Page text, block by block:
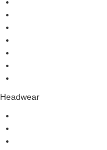
Headwear